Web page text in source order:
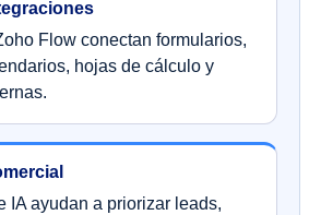
Flow conectan formularios,
hojas de cálculo y
IA ayudan a priorizar leads,